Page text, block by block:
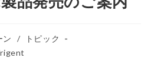
ン /
トピック